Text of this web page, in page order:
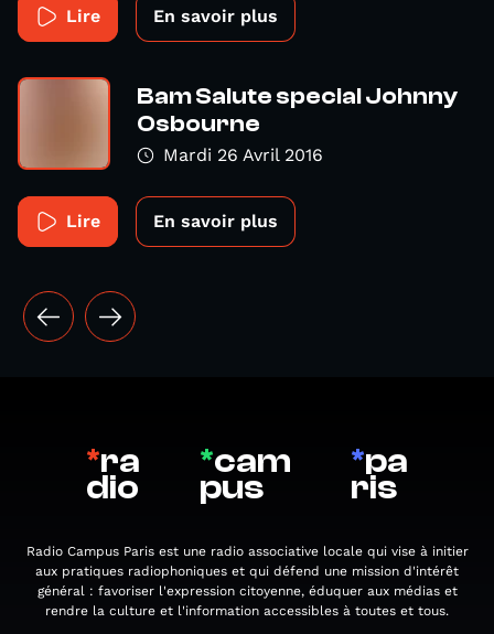
Lire En savoir plus
Bam Salute special Johnny
Osbourne
Mardi 26 Avril 2016
Lire En savoir plus
*ra
dio
*cam
pus
*pa
ris
Radio Campus Paris est une radio associative locale qui vise à initier
aux pratiques radiophoniques et qui défend une mission d'intérêt
général : favoriser l'expression citoyenne, éduquer aux médias et
rendre la culture et l'information accessibles à toutes et tous.